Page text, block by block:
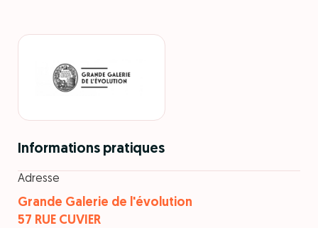
Informations pratiques
Adresse
Grande Galerie de l'évolution
57 RUE CUVIER